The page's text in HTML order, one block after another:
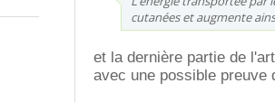
cutanées et augmente
et la dernière partie de
avec une possible preuve